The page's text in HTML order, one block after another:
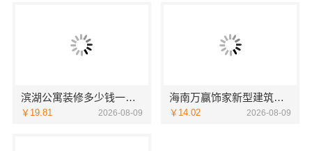
滨湖公寓装修多少钱一平？无锡亿莱居装饰工程材料有限公司报价
￥19.81 2026-08-09
海南万赢饰家新型建筑材料有限公：直营装修成本管控
￥14.02 2026-08-09